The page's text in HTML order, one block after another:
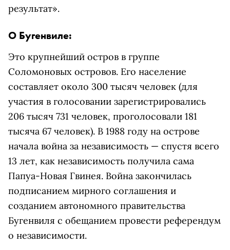
результат».
О Бугенвиле:
Это крупнейший остров в группе
Соломоновых островов. Его население
составляет около 300 тысяч человек (для
участия в голосовании зарегистрировались
206 тысяч 731 человек, проголосовали 181
тысяча 67 человек). В 1988 году на острове
начала война за независимость — спустя всего
13 лет, как независимость получила сама
Папуа-Новая Гвинея. Война закончилась
подписанием мирного соглашения и
созданием автономного правительства
Бугенвиля с обещанием провести референдум
о независимости.